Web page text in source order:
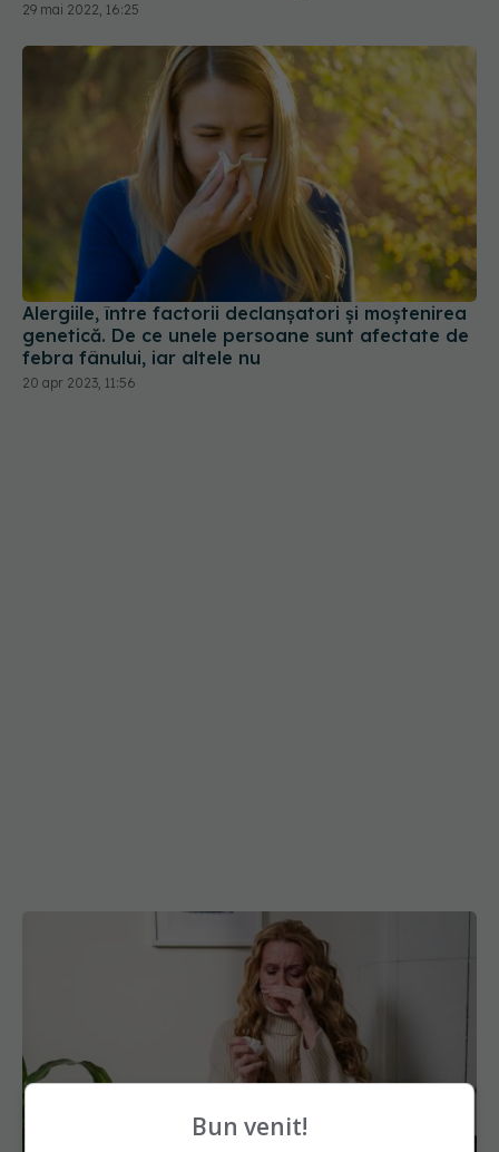
29 mai 2022, 16:25
Alergiile, între factorii declanșatori și moștenirea
genetică. De ce unele persoane sunt afectate de
febra fânului, iar altele nu
20 apr 2023, 11:56
Bun venit!